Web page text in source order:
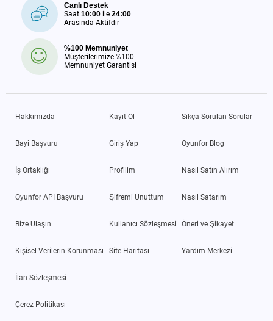
Canlı Destek
Saat 10:00 ile 24:00
Arasında Aktifdir
%100 Memnuniyet
Müşterilerimize %100
Memnuniyet Garantisi
Hakkımızda
Bayi Başvuru
İş Ortaklığı
Oyunfor API Başvuru
Bize Ulaşın
Kişisel Verilerin Korunması
İlan Sözleşmesi
Çerez Politikası
Kayıt Ol
Giriş Yap
Profilim
Şifremi Unuttum
Kullanıcı Sözleşmesi
Site Haritası
Sıkça Sorulan Sorular
Oyunfor Blog
Nasıl Satın Alırım
Nasıl Satarım
Öneri ve Şikayet
Yardım Merkezi